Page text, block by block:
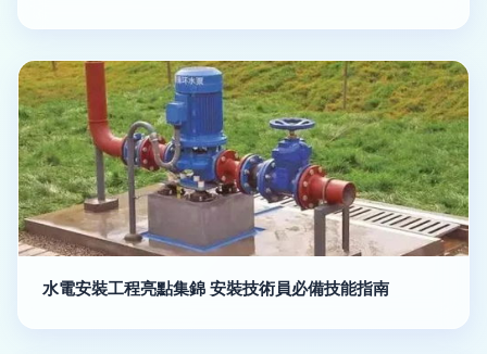
水電安裝工程亮點集錦 安裝技術員必備技能指南